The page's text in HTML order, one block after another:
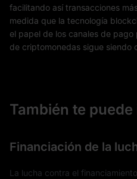
facilitando así transacciones
medida que la tecnología
el papel de los canales de
de criptomonedas sigue siendo
También te
La lucha contra el